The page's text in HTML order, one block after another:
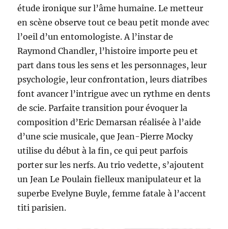
étude ironique sur l’âme humaine. Le metteur
en scène observe tout ce beau petit monde avec
l’oeil d’un entomologiste. A l’instar de
Raymond Chandler, l’histoire importe peu et
part dans tous les sens et les personnages, leur
psychologie, leur confrontation, leurs diatribes
font avancer l’intrigue avec un rythme en dents
de scie. Parfaite transition pour évoquer la
composition d’Eric Demarsan réalisée à l’aide
d’une scie musicale, que Jean-Pierre Mocky
utilise du début à la fin, ce qui peut parfois
porter sur les nerfs. Au trio vedette, s’ajoutent
un Jean Le Poulain fielleux manipulateur et la
superbe Evelyne Buyle, femme fatale à l’accent
titi parisien.